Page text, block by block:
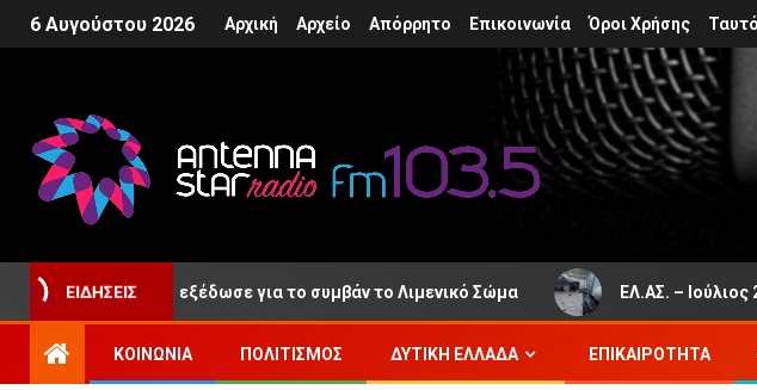
6 Αυγούστου 2026 Αρχική Αρχείο Απόρρητο Επικοινωνία Όροι Χρήσης
ΕΙΔΉΣΕΙΣεξέδωσε για το συμβάν το Λιμενικό Σώμα ΕΛ.ΑΣ. – Ιούλιος 2026:
ΚΟΙΝΩΝΊΑ ΠΟΛΙΤΙΣΜΌΣ ΔΥΤΙΚΉ ΕΛΛΆΔΑ ΕΠΙΚΑΙΡΌΤΗΤΑ